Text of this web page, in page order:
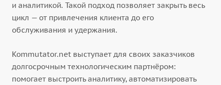
и аналитикой. Такой подход позволяет закрыть весь
цикл — от привлечения клиента до его
обслуживания и удержания.
Kommutator.net выступает для своих заказчиков
долгосрочным технологическим партнёром:
помогает выстроить аналитику, автоматизировать